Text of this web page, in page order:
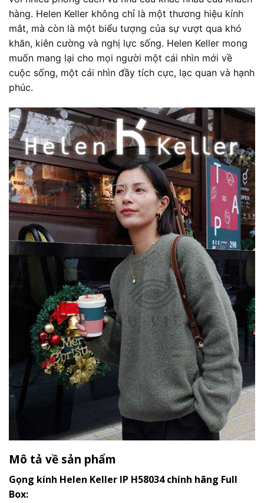
hàng. Helen Keller không chỉ là một thương hiệu kính
mắt, mà còn là một biểu tượng của sự vượt qua khó
khăn, kiên cường và nghị lực sống. Helen Keller mong
muốn mang lại cho mọi người một cái nhìn mới về
cuộc sống, một cái nhìn đầy tích cực, lạc quan và hạnh
phúc.
Mô tả về sản phẩm
Gọng kính Helen Keller IP H58034 chính hãng Full
Box: